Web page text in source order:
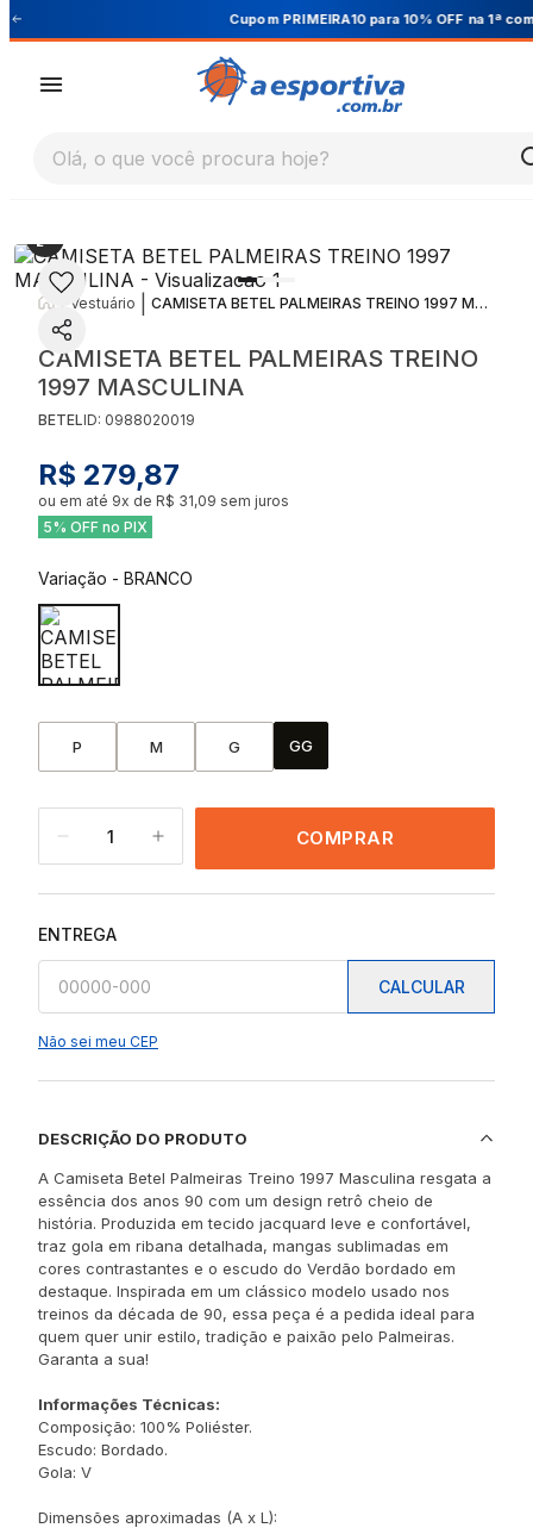
Cupom PRIMEIRA10 para 10% OFF na 1ª compra
Olá, o que você procura hoje?
Vestuário CAMISETA BETEL PALMEIRAS TREINO 1997 MASCULINA
CAMISETA BETEL PALMEIRAS TREINO
1997 MASCULINA
BETELID: 0988020019
R$ 279,87
ou em até 9x de R$ 31,09 sem juros
5% OFF no PIX
Variação - BRANCO
P M G GG
1 COMPRAR
ENTREGA
CALCULAR
Não sei meu CEP
DESCRIÇÃO DO PRODUTO
A Camiseta Betel Palmeiras Treino 1997 Masculina resgata a
essência dos anos 90 com um design retrô cheio de
história. Produzida em tecido jacquard leve e confortável,
traz gola em ribana detalhada, mangas sublimadas em
cores contrastantes e o escudo do Verdão bordado em
destaque. Inspirada em um clássico modelo usado nos
treinos da década de 90, essa peça é a pedida ideal para
quem quer unir estilo, tradição e paixão pelo Palmeiras.
Garanta a sua!
Informações Técnicas:
Composição: 100% Poliéster.
Escudo: Bordado.
Gola: V
Dimensões aproximadas (A x L):